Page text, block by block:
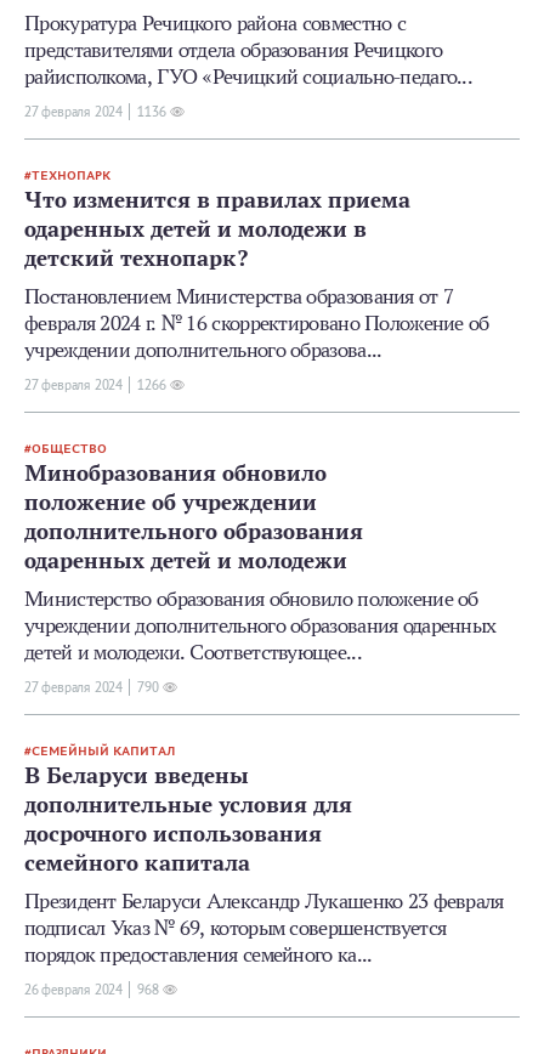
Прокуратура Речицкого района совместно с
представителями отдела образования Речицкого
райисполкома, ГУО «Речицкий социально-педаго...
27 февраля 2024 1136
ТЕХНОПАРК
Что изменится в правилах приема
одаренных детей и молодежи в
детский технопарк?
Постановлением Министерства образования от 7
февраля 2024 г. № 16 скорректировано Положение об
учреждении дополнительного образова...
27 февраля 2024 1266
ОБЩЕСТВО
Минобразования обновило
положение об учреждении
дополнительного образования
одаренных детей и молодежи
Министерство образования обновило положение об
учреждении дополнительного образования одаренных
детей и молодежи. Соответствующее...
27 февраля 2024 790
СЕМЕЙНЫЙ КАПИТАЛ
В Беларуси введены
дополнительные условия для
досрочного использования
семейного капитала
Президент Беларуси Александр Лукашенко 23 февраля
подписал Указ № 69, которым совершенствуется
порядок предоставления семейного ка...
26 февраля 2024 968